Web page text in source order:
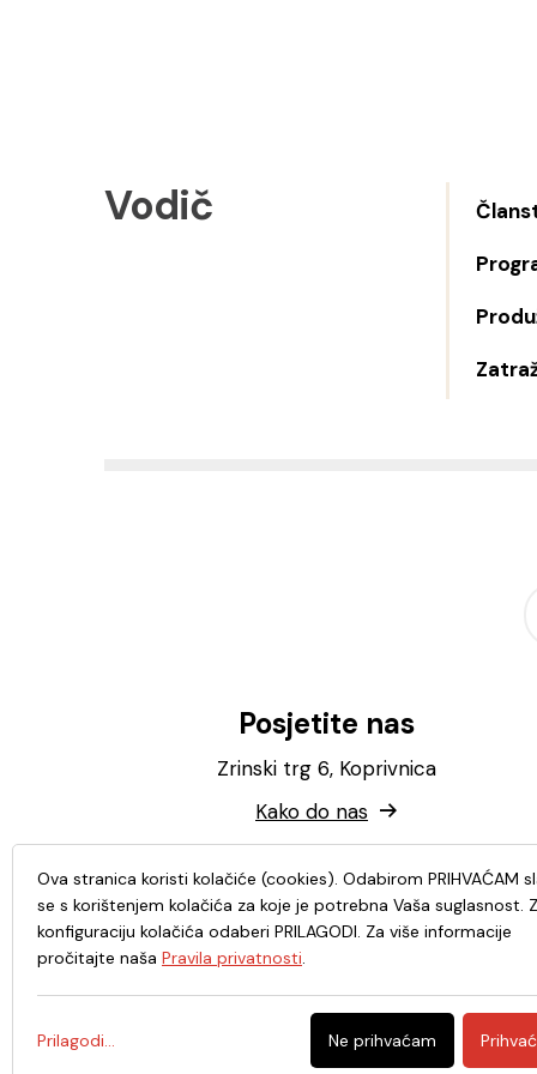
Vodič
Posjetite nas
Zrinski trg 6, Koprivnica
Kako do nas
© 2026. - Knjižnica i čitaonica Fran Galović Koprivnica
Ova stranica koristi kolačiće (cookies). Odabirom PRIHVAĆAM
se s korištenjem kolačića za koje je potrebna Vaša suglasnost.
konfiguraciju kolačića odaberi PRILAGODI. Za više informacije
pročitajte naša Pravila privatnosti.
Prilagodi... Ne prihvaćam